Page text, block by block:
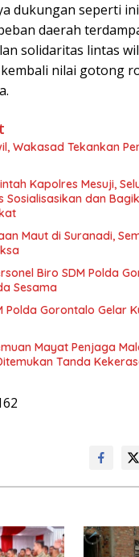
dukungan seperti
daerah
solidaritas lintas
nilai gotong
Wakasad Tekankan
Kapolres Mesuji,
Sosialisasikan dan
Maut di Suranadi,
Biro SDM Polda
Sesama
Polda Gorontalo Gelar
Mayat Penjaga
Tanda